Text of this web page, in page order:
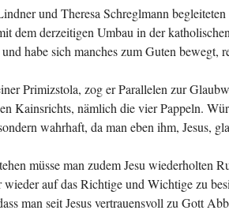
und Theresa Schreglmann
dem derzeitigen Umbau in der
und habe sich manches zum Guten bewegt,
Primizstola, zog er Parallelen zur
Kainsrichts, nämlich die vier Pappeln.
wahrhaft, da man eben ihm, Jesus,
müsse man zudem Jesu wiederholten
wieder auf das Richtige und Wichtige zu
man seit Jesus vertrauensvoll zu Gott